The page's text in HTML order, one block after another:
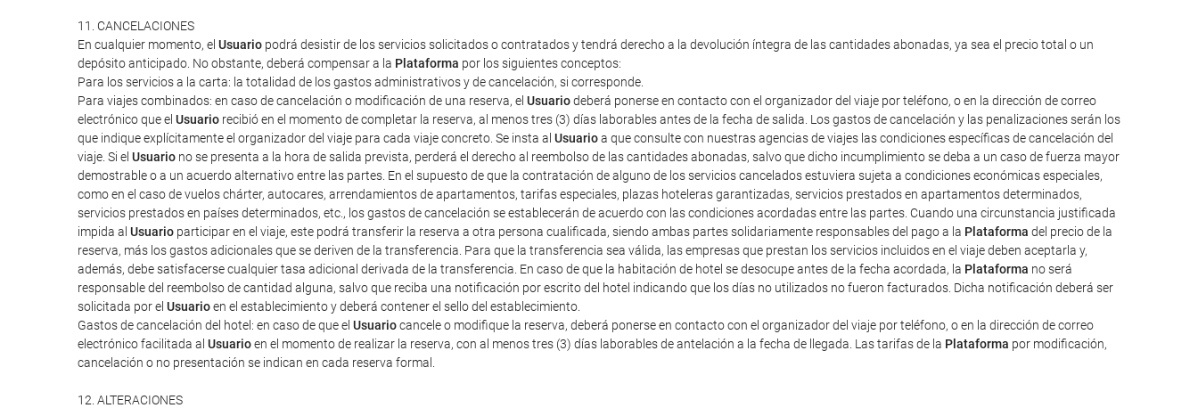
11. CANCELACIONES
En cualquier momento, el Usuario podrá desistir de los servicios solicitados o contratados y tendrá derecho a la devolución íntegra de las cantidades abonadas, ya sea el precio total o un
depósito anticipado. No obstante, deberá compensar a la Plataforma por los siguientes conceptos:
Para los servicios a la carta: la totalidad de los gastos administrativos y de cancelación, si corresponde.
Para viajes combinados: en caso de cancelación o modificación de una reserva, el Usuariodeberá ponerse en contacto con el organizador del viaje por teléfono, o en la dirección de correo
electrónico que el Usuario recibió en el momento de completar la reserva, al menos tres (3) días laborables antes de la fecha de salida. Los gastos de cancelación y las penalizaciones serán los
que indique explícitamente el organizador del viaje para cada viaje concreto. Se insta al Usuarioa que consulte con nuestras agencias de viajes las condiciones específicas de cancelación del
viaje. Si el Usuario no se presenta a la hora de salida prevista, perderá el derecho al reembolso de las cantidades abonadas, salvo que dicho incumplimiento se deba a un caso de fuerza mayor
demostrable o a un acuerdo alternativo entre las partes. En el supuesto de que la contratación de alguno de los servicios cancelados estuviera sujeta a condiciones económicas especiales,
como en el caso de vuelos chárter, autocares, arrendamientos de apartamentos, tarifas especiales, plazas hoteleras garantizadas, servicios prestados en apartamentos determinados,
servicios prestados en países determinados, etc., los gastos de cancelación se establecerán de acuerdo con las condiciones acordadas entre las partes. Cuando una circunstancia justificada
impida al Usuario participar en el viaje, este podrá transferir la reserva a otra persona cualificada, siendo ambas partes solidariamente responsables del pago a la Plataforma del precio de la
reserva, más los gastos adicionales que se deriven de la transferencia. Para que la transferencia sea válida, las empresas que prestan los servicios incluidos en el viaje deben aceptarla y,
además, debe satisfacerse cualquier tasa adicional derivada de la transferencia. En caso de que la habitación de hotel se desocupe antes de la fecha acordada, la Plataforma no será
responsable del reembolso de cantidad alguna, salvo que reciba una notificación por escrito del hotel indicando que los días no utilizados no fueron facturados. Dicha notificación deberá ser
solicitada por el Usuarioen el establecimiento y deberá contener el sello del establecimiento.
Gastos de cancelación del hotel: en caso de que el Usuariocancele o modifique la reserva, deberá ponerse en contacto con el organizador del viaje por teléfono, o en la dirección de correo
electrónico facilitada al Usuarioen el momento de realizar la reserva, con al menos tres (3) días laborables de antelación a la fecha de llegada. Las tarifas de la Plataforma por modificación,
cancelación o no presentación se indican en cada reserva formal.
12. ALTERACIONES